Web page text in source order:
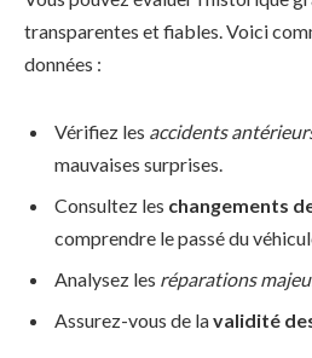
transparentes et fiables. Voici
données :
Vérifiez les accidents
mauvaises surprises.
Consultez les changements
comprendre le passé du
Analysez les réparations
Assurez-vous de lavalidité